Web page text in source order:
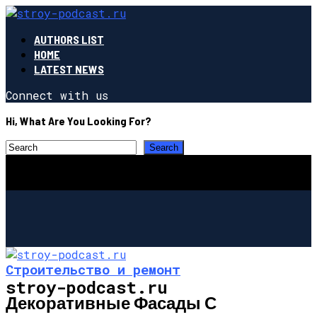
AUTHORS LIST
HOME
LATEST NEWS
Connect with us
Hi, What Are You Looking For?
stroy-podcast.ru
Строительство и ремонт
Декоративные Фасады С